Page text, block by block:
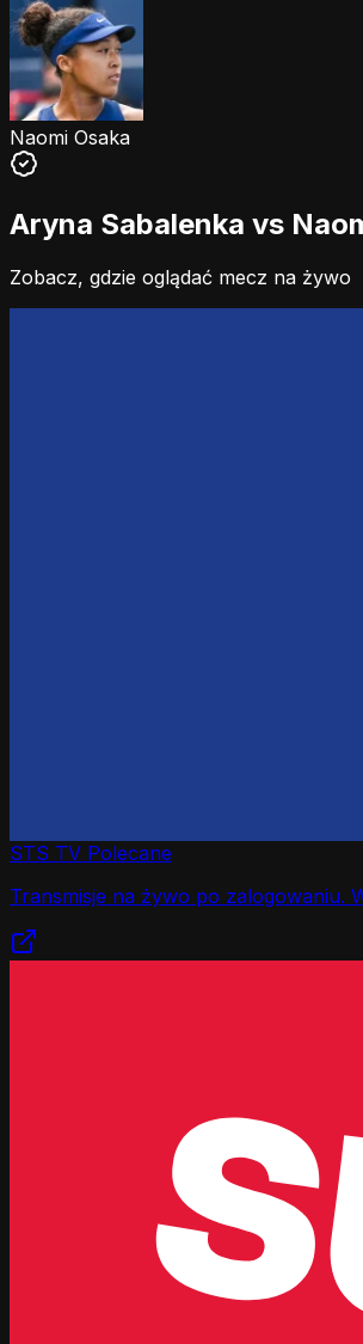
Naomi Osaka
Aryna Sabalenka vs
Zobacz, gdzie oglądać mecz na żywo
STS TV Polecane
Transmisje na żywo po zalogowaniu.